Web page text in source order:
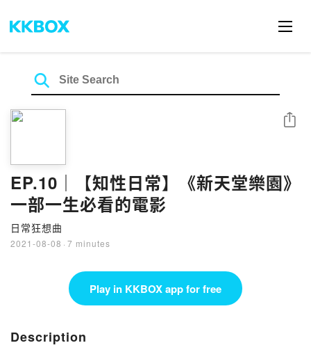
EP.10｜【知性日常】《新天堂樂園》
一部一生必看的電影
日常狂想曲
2021-08-08 · 7 minutes
Share
Play in KKBOX app for free
Description